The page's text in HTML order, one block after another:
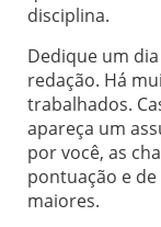
disciplina.
Dedique um
redação. Há
trabalhados.
apareça um
por você, as
pontuação e
maiores.